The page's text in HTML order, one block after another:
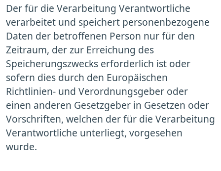
Der für die Verarbeitung Verantwortliche
verarbeitet und speichert personenbezogene
Daten der betroffenen Person nur für den
Zeitraum, der zur Erreichung des
Speicherungszwecks erforderlich ist oder
sofern dies durch den Europäischen
Richtlinien- und Verordnungsgeber oder
einen anderen Gesetzgeber in Gesetzen oder
Vorschriften, welchen der für die Verarbeitung
Verantwortliche unterliegt, vorgesehen
wurde.